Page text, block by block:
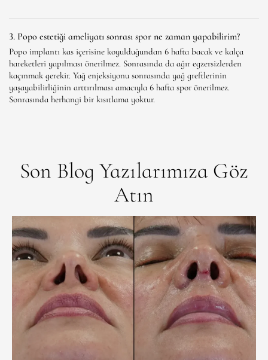
3. Popo estetiği ameliyatı sonrası spor ne zaman yapabilirim?
Popo implantı kas içerisine koyulduğundan 6 hafta bacak ve kalça
hareketleri yapılması önerilmez. Sonrasında da ağır egzersizlerden
kaçınmak gerekir. Yağ enjeksiyonu sonrasında yağ greftlerinin
yaşayabilirliğinin arttırılması amacıyla 6 hafta spor önerilmez.
Sonrasında herhangi bir kısıtlama yoktur.
Son Blog Yazılarımıza Göz
Atın